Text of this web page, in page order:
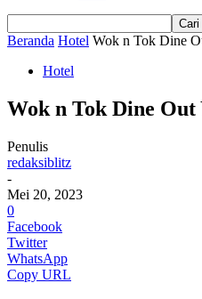
Beranda Hotel Wok n Tok Dine
Hotel
Wok n Tok Dine
Penulis
redaksiblitz
-
Mei 20, 2023
0
Facebook
Twitter
WhatsApp
Copy URL